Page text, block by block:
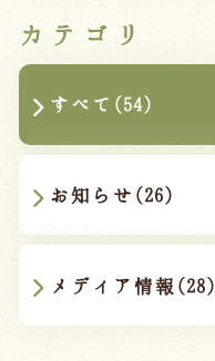
カテゴリ
すべて(54)
お知らせ(26)
メディア情報(28)